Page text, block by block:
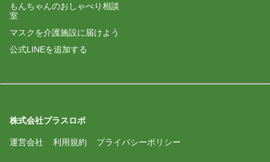
もんちゃんのおしゃべり相談
室
マスクを介護施設に届けよう
公式LINEを追加する
株式会社プラスロボ
運営会社 利用規約 プライバシーポリシー